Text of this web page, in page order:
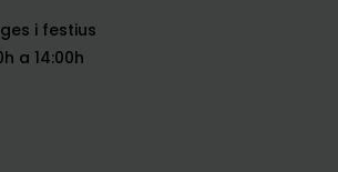
i festius
a 14:00h